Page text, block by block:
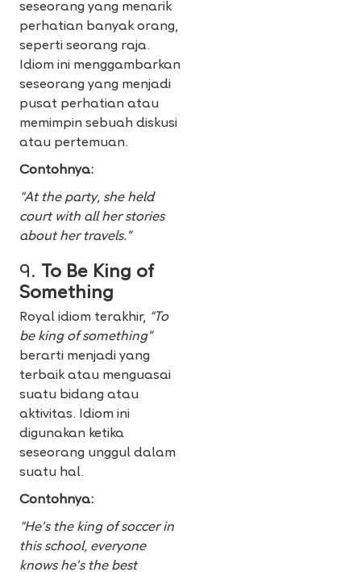
seseorang yang menarik
perhatian banyak orang,
seperti seorang raja.
Idiom ini menggambarkan
seseorang yang menjadi
pusat perhatian atau
memimpin sebuah diskusi
atau pertemuan.
Contohnya:
“At the party, she held
court with all her stories
about her travels.”
9.
To Be King of
Something
Royal idiom terakhir, “To
be king of something”
berarti menjadi yang
terbaik atau menguasai
suatu bidang atau
aktivitas. Idiom ini
digunakan ketika
seseorang unggul dalam
suatu hal.
Contohnya:
“He’s the king of soccer in
this school, everyone
knows he’s the best